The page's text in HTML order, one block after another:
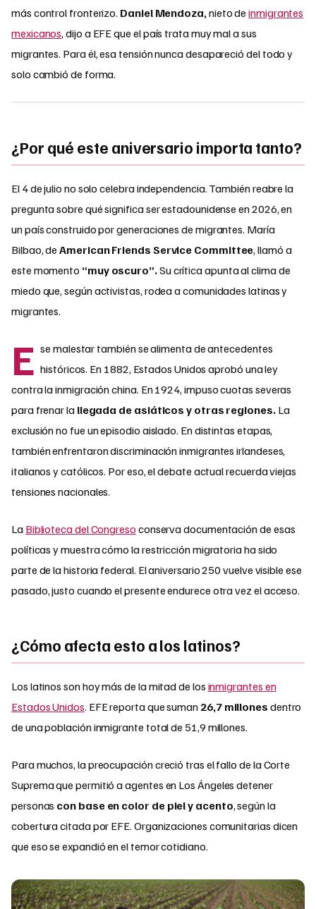
más control fronterizo. Daniel Mendoza, nieto deinmigrantes
mexicanos, dijo a EFE que el país trata muy mal a sus
migrantes. Para él, esa tensión nunca desapareció del todo y
solo cambió de forma.
¿Por qué este aniversario importa tanto?
El 4 de julio no solo celebra independencia. También reabre la
pregunta sobre qué significa ser estadounidense en 2026, en
un país construido por generaciones de migrantes. María
Bilbao, deAmerican Friends Service Committee, llamó a
este momento “muy oscuro”.Su crítica apunta al clima de
miedo que, según activistas, rodea a comunidades latinas y
migrantes.
E se malestar también se alimenta de antecedentes
históricos. En 1882, Estados Unidos aprobó una ley
contra la inmigración china. En 1924, impuso cuotas severas
para frenar la llegada de asiáticos y otras regiones.La
exclusión no fue un episodio aislado. En distintas etapas,
también enfrentaron discriminación inmigrantes irlandeses,
italianos y católicos. Por eso, el debate actual recuerda viejas
tensiones nacionales.
La Biblioteca del Congreso conserva documentación de esas
políticas y muestra cómo la restricción migratoria ha sido
parte de la historia federal. El aniversario 250 vuelve visible ese
pasado, justo cuando el presente endurece otra vez el acceso.
¿Cómo afecta esto a los latinos?
Los latinos son hoy más de la mitad de los inmigrantes en
Estados Unidos. EFE reporta que suman 26,7 millones dentro
de una población inmigrante total de 51,9 millones.
Para muchos, la preocupación creció tras el fallo de la Corte
Suprema que permitió a agentes en Los Ángeles detener
personas con base en color de piel y acento, según la
cobertura citada por EFE. Organizaciones comunitarias dicen
que eso se expandió en el temor cotidiano.